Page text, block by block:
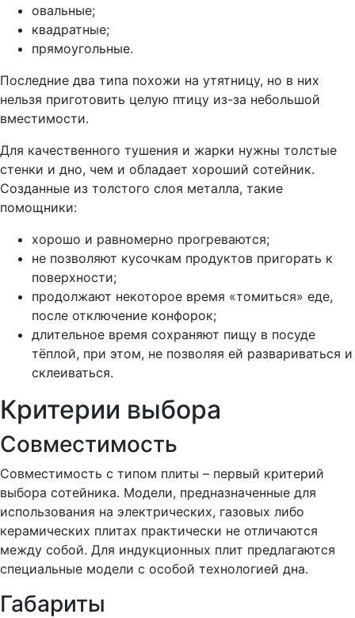
овальные;
квадратные;
прямоугольные.
Последние два типа похожи на утятницу, но в них
нельзя приготовить целую птицу из-за небольшой
вместимости.
Для качественного тушения и жарки нужны толстые
стенки и дно, чем и обладает хороший сотейник.
Созданные из толстого слоя металла, такие
помощники:
хорошо и равномерно прогреваются;
не позволяют кусочкам продуктов пригорать к
поверхности;
продолжают некоторое время «томиться» еде,
после отключение конфорок;
длительное время сохраняют пищу в посуде
тёплой, при этом, не позволяя ей развариваться и
склеиваться.
Критерии выбора
Совместимость
Совместимость с типом плиты – первый критерий
выбора сотейника. Модели, предназначенные для
использования на электрических, газовых либо
керамических плитах практически не отличаются
между собой. Для индукционных плит предлагаются
специальные модели с особой технологией дна.
Габариты